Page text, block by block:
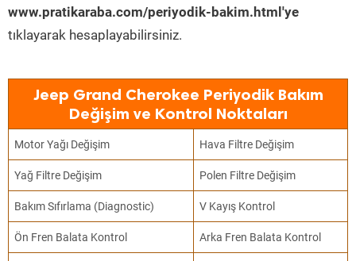
www.pratikaraba.com/periyodik-bakim.html'ye
tıklayarak hesaplayabilirsiniz.
Jeep Grand Cherokee Periyodik Bakım
Değişim ve Kontrol Noktaları
Motor Yağı Değişim Hava Filtre Değişim
Yağ Filtre Değişim Polen Filtre Değişim
Bakım Sıfırlama (Diagnostic) V Kayış Kontrol
Ön Fren Balata Kontrol Arka Fren Balata Kontrol